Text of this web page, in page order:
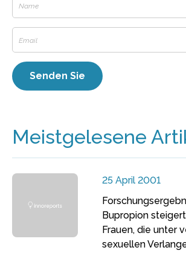
Meistgelesene
25 April 2001
Bupropion
Frauen, die unter
sexuellen